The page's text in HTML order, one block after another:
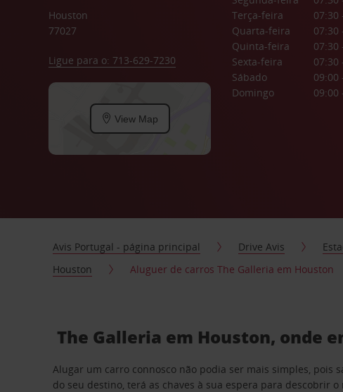
Houston
77027
Ligue para o: 713-629-7230
View Map
Terça-feira
07:30
Quarta-feira
07:30
Quinta-feira
07:30
Sexta-feira
07:30
Sábado
09:00
Domingo
09:00
Avis Portugal - página principal Drive Avis
Houston
Aluguer de carros The Galleria em Houston
The Galleria em Houston, onde
Alugar um carro connosco não podia ser mais simples, pois
do seu destino, terá as chaves à sua espera para descobrir o